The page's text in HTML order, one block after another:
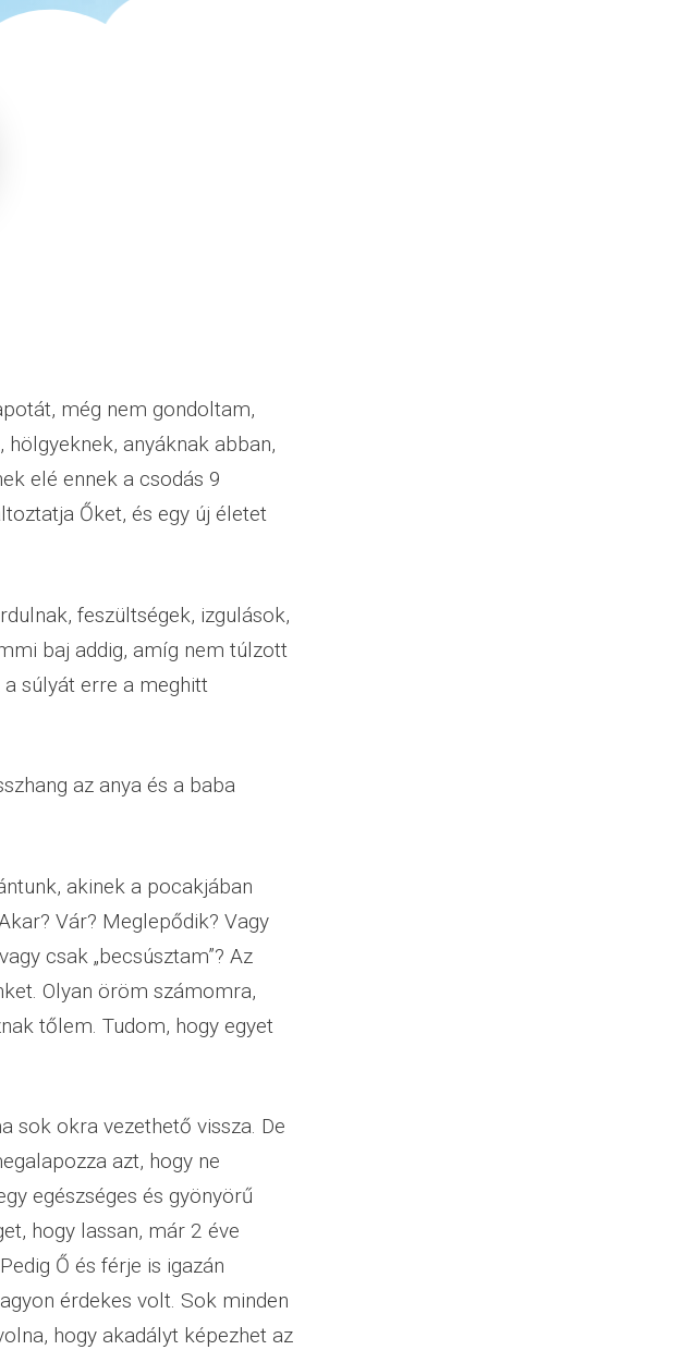
még nem gondoltam,
anyáknak abban,
elé ennek a csodás 9
Őket, és egy új életet
feszültségek, izgulások,
baj addig, amíg nem túlzott
súlyát erre a meghitt
az anya és a baba
akinek a pocakjában
Vár? Meglepődik? Vagy
csak „becsúsztam”? Az
Olyan öröm számomra,
tőlem. Tudom, hogy egyet
sok okra vezethető vissza. De
azt, hogy ne
egészséges és gyönyörű
hogy lassan, már 2 éve
Ő és férje is igazán
érdekes volt. Sok minden
hogy akadályt képezhet az